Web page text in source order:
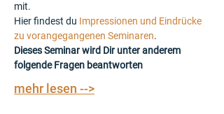
mit.
Hier findest du Impressionen und Eindrücke
zu vorangegangenen Seminaren.
Dieses Seminar wird Dir unter anderem
folgende Fragen beantworten
mehr lesen -->